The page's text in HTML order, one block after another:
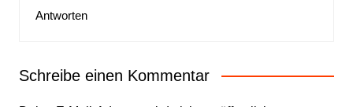
Antworten
Schreibe einen Kommentar